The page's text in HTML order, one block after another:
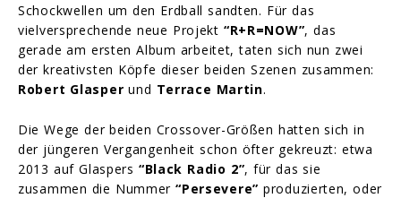
Schockwellen um den Erdball sandten. Für das
vielversprechende neue Projekt “R+R=NOW”, das
gerade am ersten Album arbeitet, taten sich nun zwei
der kreativsten Köpfe dieser beiden Szenen zusammen:
Robert Glasper und Terrace Martin.
Die Wege der beiden Crossover-Größen hatten sich in
der jüngeren Vergangenheit schon öfter gekreuzt: etwa
2013 auf Glaspers “Black Radio 2”, für das sie
zusammen die Nummer“Persevere” produzierten, oder